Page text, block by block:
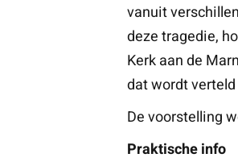
vanuit
deze tragedie,
Kerk aan de
dat wordt
De voorstelling
Praktische info